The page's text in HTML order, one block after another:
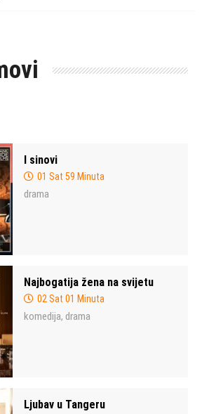
I sinovi
01 Sat 59 Minuta
drama
Najbogatija žena na svijetu
02 Sat 01 Minuta
komedija, drama
Ljubav u Tangeru